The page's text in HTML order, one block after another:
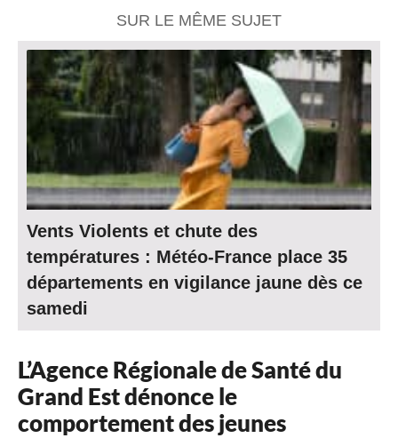
SUR LE MÊME SUJET
Vents Violents et chute des
températures : Météo-France place 35
départements en vigilance jaune dès ce
samedi
L’Agence Régionale de Santé du
Grand Est dénonce le
comportement des jeunes